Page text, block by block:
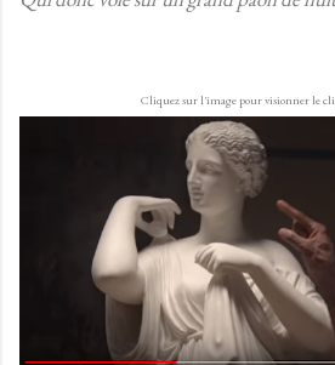
Cliquez sur l'image pour visionner le